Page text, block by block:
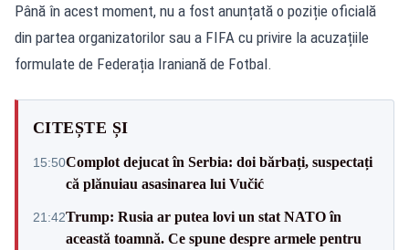
Până în acest moment, nu a fost anunțată o poziție oficială
din partea organizatorilor sau a FIFA cu privire la acuzațiile
formulate de Federația Iraniană de Fotbal.
CITEȘTE ȘI
15:50Complot dejucat în Serbia: doi bărbați, suspectați
că plănuiau asasinarea lui Vučić
21:42Trump: Rusia ar putea lovi un stat NATO în
această toamnă. Ce spune despre armele pentru